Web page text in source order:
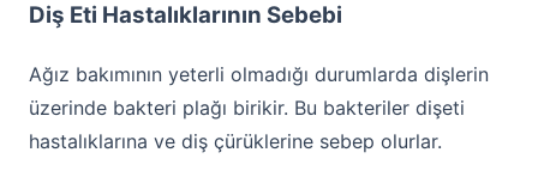
Diş Eti Hastalıklarının Sebebi
Ağız bakımının yeterli olmadığı durumlarda dişlerin
üzerinde bakteri plağı birikir. Bu bakteriler dişeti
hastalıklarına ve diş çürüklerine sebep olurlar.